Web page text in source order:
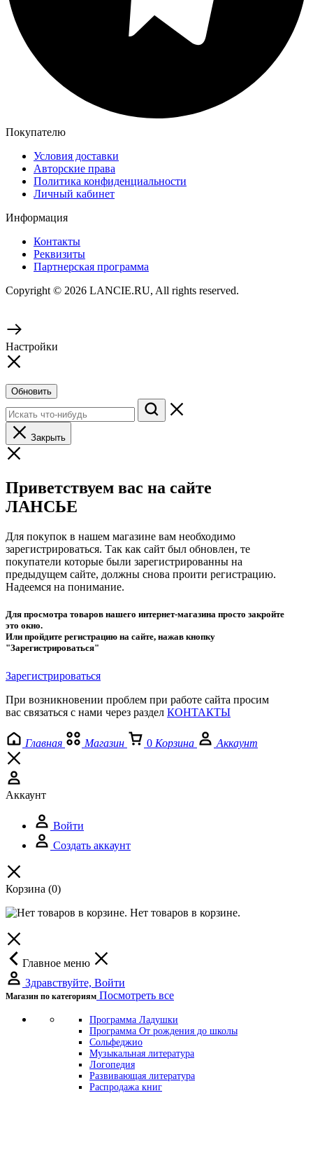
Покупателю
Условия доставки
Авторские права
Политика конфиденциальности
Личный кабинет
Информация
Контакты
Реквизиты
Партнерская программа
Copyright © 2026 LANCIE.RU, All rights reserved.
Настройки
Обновить
Закрыть
Приветствуем вас на сайте
ЛАНСЬЕ
Для покупок в нашем магазине вам необходимо
зарегистрироваться. Так как сайт был обновлен, те
покупатели которые были зарегистрированны на
предыдущем сайте, должны снова проити регистрацию.
Надеемся на понимание.
Для просмотра товаров нашего интернет-магазина просто закройте
это окно.
Или пройдите регистрацию на сайте, нажав кнопку
"Зарегистрироваться"
Зарегистрироваться
При возникновении проблем при работе сайта просим
вас связаться с нами через раздел КОНТАКТЫ
Главная Магазин 0 Корзина Аккаунт
Аккаунт
Войти
Создать аккаунт
Корзина (0)
Нет товаров в корзине.
Главное меню
Здравствуйте, Войти
Магазин по категориям Посмотреть все
Программа Ладушки
Программа От рождения до школы
Сольфеджио
Музыкальная литература
Логопедия
Развивающая литература
Распродажа книг